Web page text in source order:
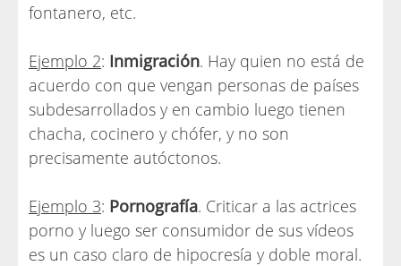
fontanero, etc.
Ejemplo 2: Inmigración. Hay quien no está de
acuerdo con que vengan personas de países
subdesarrollados y en cambio luego tienen
chacha, cocinero y chófer, y no son
precisamente autóctonos.
Ejemplo 3: Pornografía. Criticar a las actrices
porno y luego ser consumidor de sus vídeos
es un caso claro de hipocresía y doble moral.